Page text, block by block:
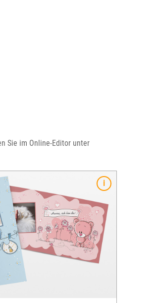
Sie im Online-Editor unter